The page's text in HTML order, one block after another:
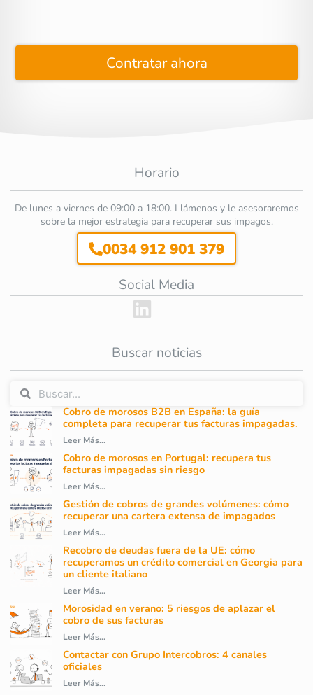
Contratar ahora
Horario
De lunes a viernes de 09:00 a 18:00. Llámenos y le asesoraremos
sobre la mejor estrategia para recuperar sus impagos.
0034 912 901 379
Social Media
Buscar noticias
Cobro de morosos B2B en España: la guía
completa para recuperar tus facturas impagadas.
Leer Más...
Cobro de morosos en Portugal: recupera tus
facturas impagadas sin riesgo
Leer Más...
Gestión de cobros de grandes volúmenes: cómo
recuperar una cartera extensa de impagados
Leer Más...
Recobro de deudas fuera de la UE: cómo
recuperamos un crédito comercial en Georgia para
un cliente italiano
Leer Más...
Morosidad en verano: 5 riesgos de aplazar el
cobro de sus facturas
Leer Más...
Contactar con Grupo Intercobros: 4 canales
oficiales
Leer Más...